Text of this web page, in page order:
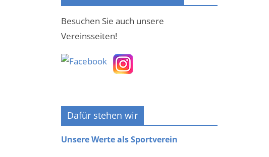
Besuchen Sie auch unsere
Vereinsseiten!
Dafür stehen wir
Unsere Werte als Sportverein